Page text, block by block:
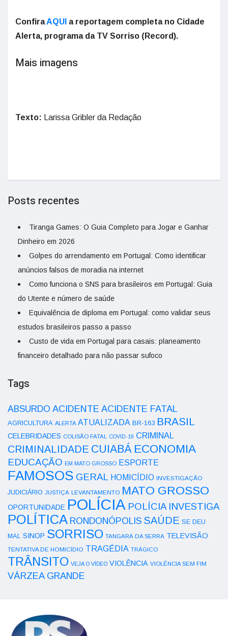
ConfiraAQUI a reportagem completa no Cidade
Alerta, programa da TV Sorriso (Record).
Mais imagens
Texto: Larissa Gribler da Redação
Posts recentes
Tiranga Games: O Guia Completo para Jogar e Ganhar
Dinheiro em 2026
Golpes do arrendamento em Portugal: Como identificar
anúncios falsos de moradia na internet
Como funciona o SNS para brasileiros em Portugal: Guia
do Utente e número de saúde
Equivalência de diploma em Portugal: como validar seus
estudos brasileiros passo a passo
Custo de vida em Portugal para casais: planeamento
financeiro detalhado para não passar sufoco
Tags
ABSURDO ACIDENTE ACIDENTE FATAL
AGRICULTURA ALERTA ATUALIZADA BR-163 BRASIL
CELEBRIDADES COLISÃO FATAL COVID-19 CRIMINAL
CRIMINALIDADE CUIABÁ ECONOMIA
EDUCAÇÃO EM MATO GROSSO ESPORTE
FAMOSOS GERAL HOMICÍDIO INVESTIGAÇÃO
JUDICIÁRIO JUSTIÇA LEVANTAMENTO MATO GROSSO
OPORTUNIDADE POLÍCIA POLÍCIA INVESTIGA
POLÍTICA RONDONÓPOLIS SAÚDE SE DEU
MAL SINOP SORRISO TANGARÁ DA SERRA TELEVISÃO
TENTATIVA DE HOMICÍDIO TRAGÉDIA TRÁGICO
TRÂNSITO VEJA O VÍDEO VIOLÊNCIA VIOLÊNCIA SEM FIM
VÁRZEA GRANDE